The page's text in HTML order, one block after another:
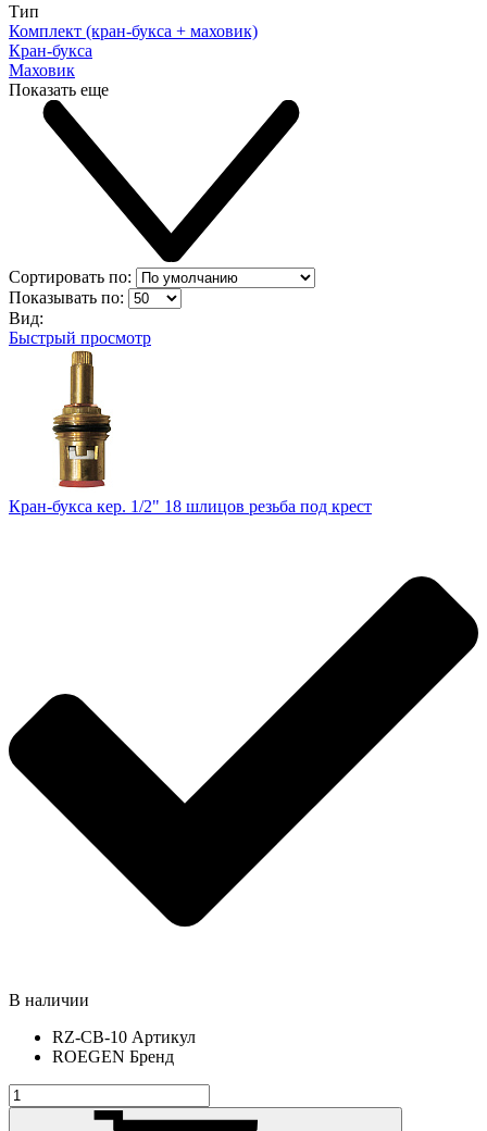
Тип
Комплект (кран-букса + маховик)
Кран-букса
Маховик
Показать еще
Сортировать по:
Показывать по:
Вид:
Быстрый просмотр
Кран-букса кер. 1/2" 18 шлицов резьба под крест
В наличии
RZ-CB-10 Артикул
ROEGEN Бренд